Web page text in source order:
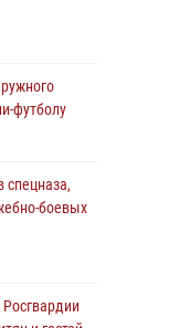
в
Руси
охраны
20
футболу
спецназа,
боевых